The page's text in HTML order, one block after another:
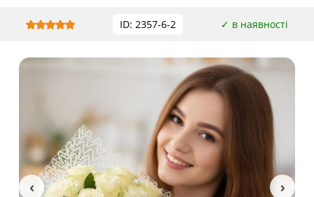
ID: 2357-6-2 ✓ в наявності